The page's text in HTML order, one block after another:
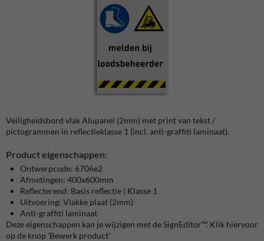
Veiligheidsbord vlak Alupanel (2mm) met print van tekst /
pictogrammen in reflectieklasse 1 (incl. anti-graffiti laminaat).
Product eigenschappen:
Ontwerpcode: 6706e2
Afmetingen: 400x600mm
Reflecterend: Basis reflectie | Klasse 1
Uitvoering: Vlakke plaat (2mm)
Anti-graffiti laminaat
Deze eigenschappen kan je wijzigen met de SignEditor™. Klik hiervoor
op de knop 'Bewerk product'